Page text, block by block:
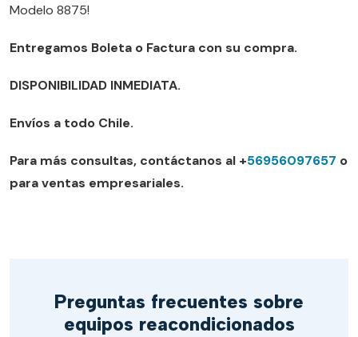
Modelo 8875!
Entregamos Boleta o Factura con su compra.
DISPONIBILIDAD INMEDIATA.
Envíos a todo Chile.
Para más consultas, contáctanos al +56956097657 o
para ventas empresariales.
Preguntas frecuentes sobre
equipos reacondicionados